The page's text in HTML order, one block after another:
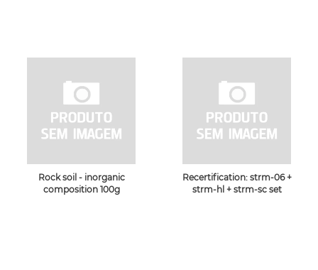
Rock soil - inorganic
composition 100g
Recertification: strm-06 +
strm-hl + strm-sc set